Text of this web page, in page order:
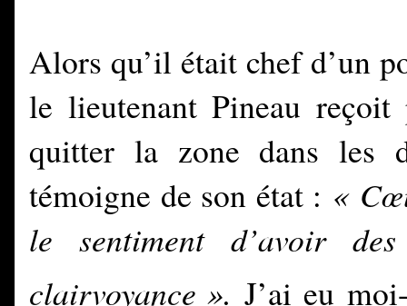
Alors qu’il était chef d’un
le lieutenant Pineau reçoit
quitter la zone dans les
témoigne de son état : «
le sentiment d’avoir
clairvoyance ». J’ai eu